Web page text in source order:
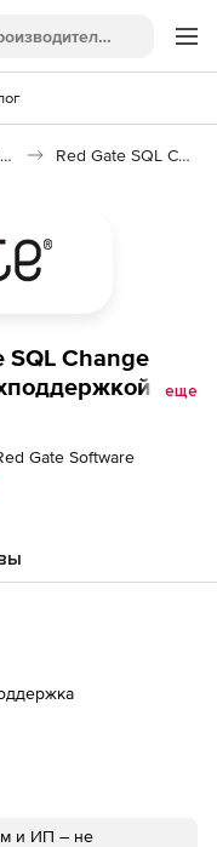
Программы для работы с базами данных Red Gate SQL Change Automation
SQL Change
на
еще
Gate Software
и ИП – не